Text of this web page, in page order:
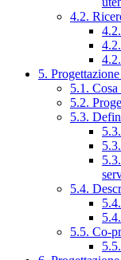
4.2.
5.
5.1.
5.2.
5.3.
5.4.
5.5. Co-